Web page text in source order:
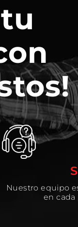
Nuestro equipo
en cada